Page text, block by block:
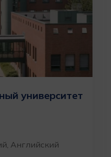
университет
Английский